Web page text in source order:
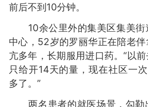
前后不到10分钟。
10余公里外的集美区集美街
中心，52岁的罗丽华正在陪老伴
亢多年，长期服用进口药。“以
只给开14天的量，现在社区一
多了。”
两名患者的就医场景，勾勒